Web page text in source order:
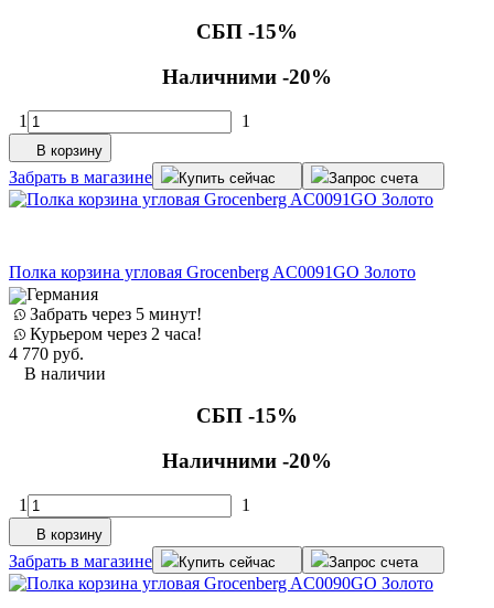
СБП -15%
Наличними -20%
1 1
В корзину
Забрать в магазине Купить сейчас Запрос счета
Полка корзина угловая Grocenberg AC0091GO Золото
Германия
Забрать через 5 минут!
Курьером через 2 часа!
4 770 руб.
В наличии
СБП -15%
Наличними -20%
1 1
В корзину
Забрать в магазине Купить сейчас Запрос счета